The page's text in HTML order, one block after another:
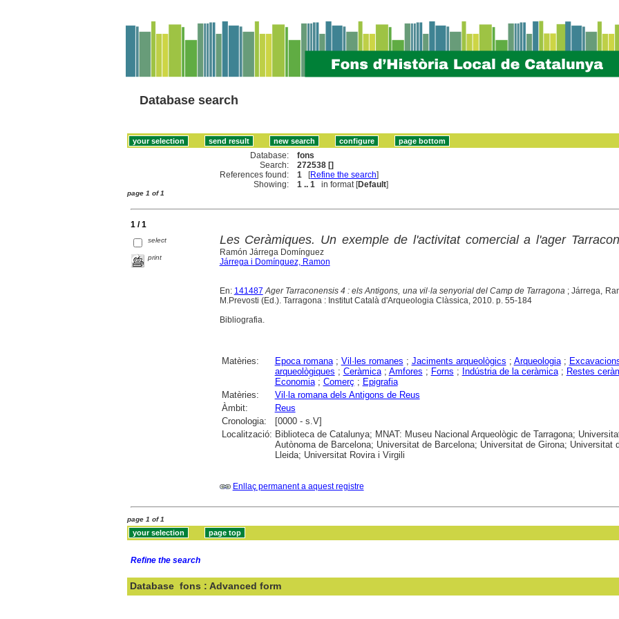
Database search
Database:
fons
Search:
272538 []
References found:
1 [Refine the search]
Showing:
1 .. 1 in format [Default]
page 1 of 1
1 / 1
select
print
Les Ceràmiques. Un exemple de l'activitat comercial a l'ager
Ramón Járrega Domínguez
Járrega i Domínguez, Ramon
En: 141487 Ager Tarraconensis 4 : els Antigons, una vil·la senyorial del Camp de Tarragona ; Járrega,
M.Prevosti (Ed.). Tarragona : Institut Català d'Arqueologia Clàssica, 2010. p. 55-184
Bibliografia.
Matèries: Epoca romana; Vil·les romanes ; Jaciments arqueològics ; Arqueologia;
arqueològiques ; Ceràmica; Amfores ; Forns ; Indústria de la ceràmica; Restes
Economia; Comerç ; Epigrafia
Matèries:
Vil·la romana dels Antigons de Reus
Àmbit:
Reus
Cronologia:
[0000 - s.V]
Localització: Biblioteca de Catalunya; MNAT: Museu Nacional Arqueològic de Tarragona;
Autònoma de Barcelona; Universitat de Barcelona; Universitat de Girona; Universitat
Lleida; Universitat Rovira i Virgili
Enllaç permanent a aquest registre
page 1 of 1
Refine the search
Database fons : Advanced form